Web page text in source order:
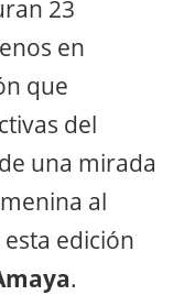
23
en
que
del
una mirada
al
edición
.